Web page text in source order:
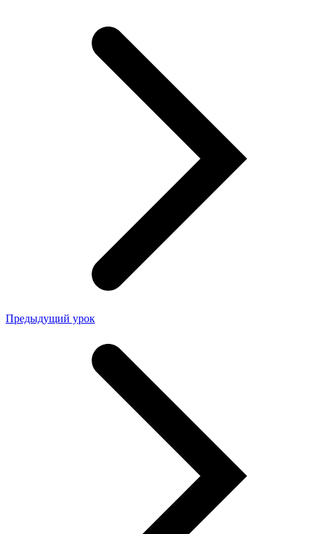
Предыдущий урок